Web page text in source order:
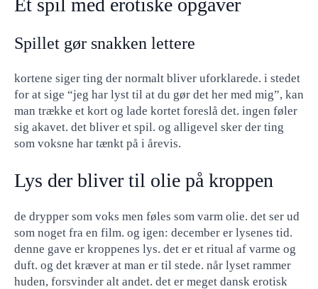
Et spil med erotiske opgaver
Spillet gør snakken lettere
kortene siger ting der normalt bliver uforklarede. i stedet
for at sige “jeg har lyst til at du gør det her med mig”, kan
man trække et kort og lade kortet foreslå det. ingen føler
sig akavet. det bliver et spil. og alligevel sker der ting
som voksne har tænkt på i årevis.
Lys der bliver til olie på kroppen
de drypper som voks men føles som varm olie. det ser ud
som noget fra en film. og igen: december er lysenes tid.
denne gave er kroppenes lys. det er et ritual af varme og
duft. og det kræver at man er til stede. når lyset rammer
huden, forsvinder alt andet. det er meget dansk erotisk